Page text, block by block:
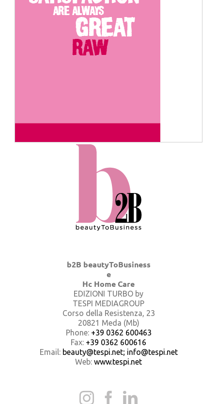
b2B beautyToBusiness
e
Hc Home Care
EDIZIONI TURBO by
TESPI MEDIAGROUP
Corso della Resistenza, 23
20821 Meda (Mb)
Phone: +39 0362 600463
Fax: +39 0362 600616
Email: beauty@tespi.net; info@tespi.net
Web: www.tespi.net